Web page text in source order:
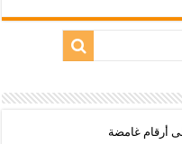
أرقام غامضة